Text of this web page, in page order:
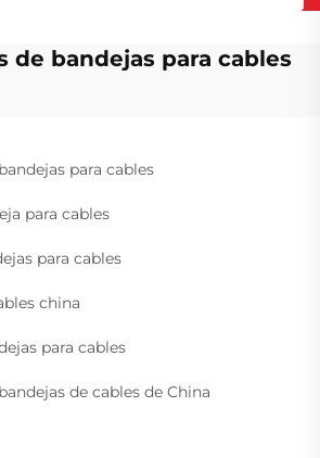
de bandejas para cables
para cables
para cables
para cables
china
para cables
de cables de China